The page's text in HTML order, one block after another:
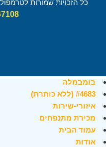
כל הזכויות שמורות
בומבמלה
#4683 (ללא כותרת)
איזורי-שירות
מכירת מתנפחים
עמוד הבית
אודות